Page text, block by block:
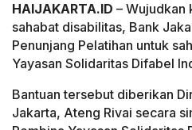
HAIJAKARTA.ID – Wujudkan
sahabat disabilitas, Bank
Penunjang Pelatihan untuk
Yayasan Solidaritas Difabel
Bantuan tersebut diberikan
Jakarta, Ateng Rivai secara